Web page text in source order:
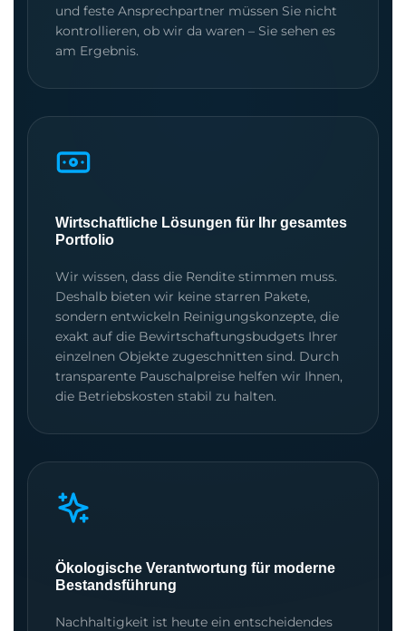
und feste Ansprechpartner müssen Sie nicht
kontrollieren, ob wir da waren – Sie sehen es
am Ergebnis.
Wirtschaftliche Lösungen für Ihr gesamtes
Portfolio
Wir wissen, dass die Rendite stimmen muss.
Deshalb bieten wir keine starren Pakete,
sondern entwickeln Reinigungskonzepte, die
exakt auf die Bewirtschaftungsbudgets Ihrer
einzelnen Objekte zugeschnitten sind. Durch
transparente Pauschalpreise helfen wir Ihnen,
die Betriebskosten stabil zu halten.
Ökologische Verantwortung für moderne
Bestandsführung
Nachhaltigkeit ist heute ein entscheidendes